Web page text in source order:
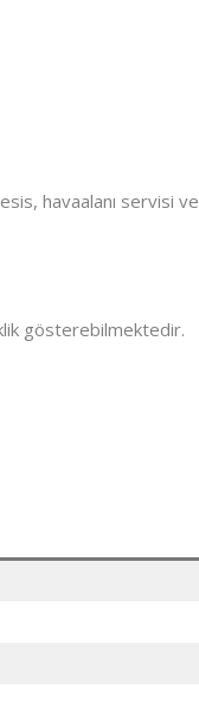
havaalanı servisi ve
gösterebilmektedir.